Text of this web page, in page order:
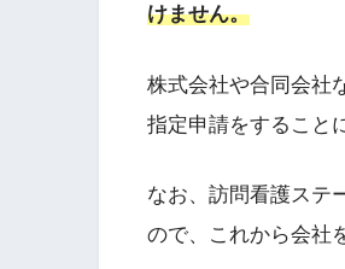
けません。
株式会社や合同会社
指定申請をすること
なお、訪問看護ステ
ので、これから会社